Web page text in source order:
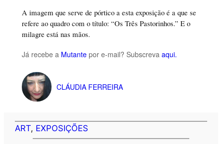
A imagem que serve de pórtico a esta exposição é a que se
refere ao quadro com o título: “Os Três Pastorinhos.” E o
milagre está nas mãos.
Já recebe a Mutantepor e-mail? Subscreva aqui.
CLÁUDIA FERREIRA
ART, EXPOSIÇÕES